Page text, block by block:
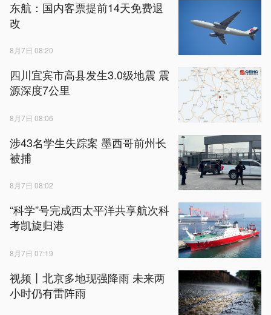
东航：国内客票提前14天免费退
改
8月7日 08:20
四川宜宾市高县发生3.0级地震 震
源深度7公里
8月7日 08:06
涉43名学生失踪案 墨西哥前州长
被捕
8月7日 08:02
“科学”号完成西太平洋共享航次科
考凯旋归港
8月7日 07:19
视频丨北京多地现强降雨 未来两
小时仍有雷阵雨